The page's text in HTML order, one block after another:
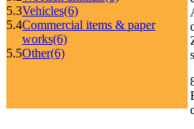
5.3Vehicles(6)
5.4Commercial items & paper
works(6)
5.5Other(6)